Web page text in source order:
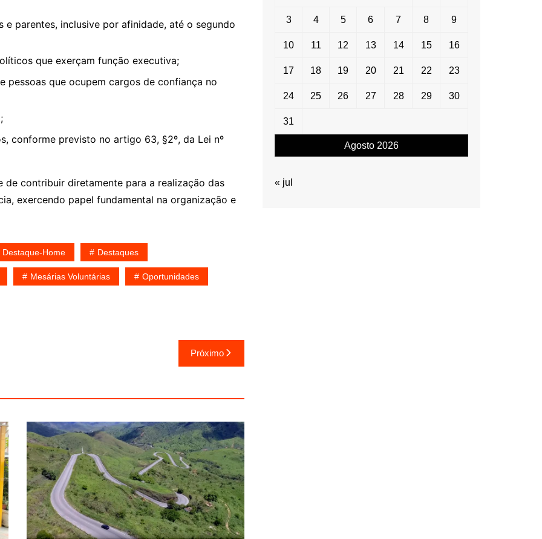
e parentes, inclusive por afinidade, até o segundo
que exerçam função executiva;
pessoas que ocupem cargos de confiança no
conforme previsto no artigo 63, §2º, da Lei nº
contribuir diretamente para a realização das
exercendo papel fundamental na organização e
Destaque-Home Destaques
Mesárias Voluntárias Oportunidades
Próximo
Agosto 2026
3 4 5 6 7 8 9
10 11 12 13 14 15 16
17 18 19 20 21 22 23
24 25 26 27 28 29 30
31
« jul